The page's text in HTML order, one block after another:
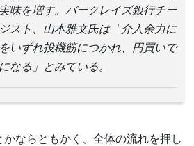
味を増す。バークレイズ銀行チー
スト、山本雅文氏は「介入余力に
いずれ投機筋につかれ、円買いで
なる」とみている。
ならともかく、全体の流れを押し